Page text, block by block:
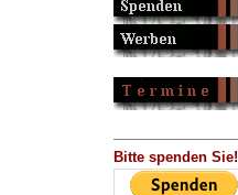
Bitte spenden Sie!